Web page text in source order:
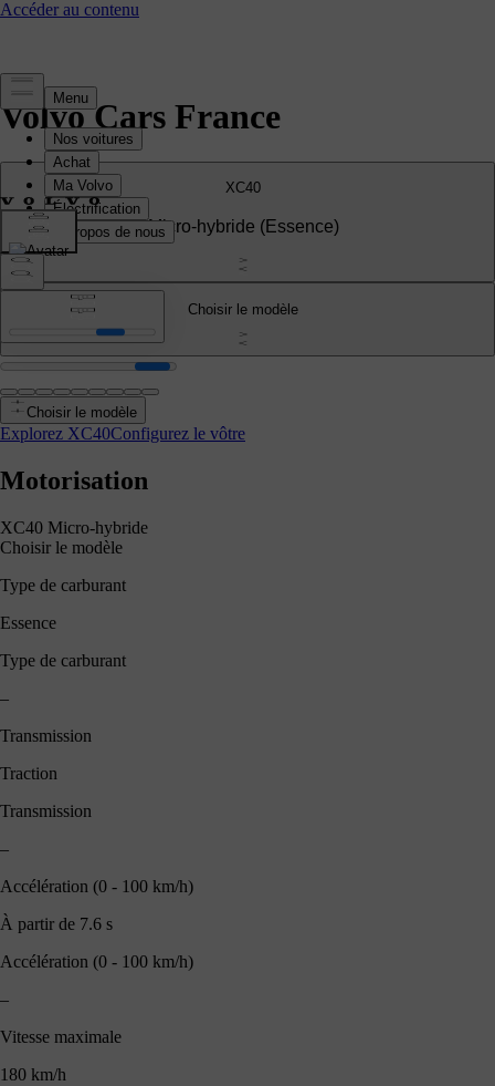
Volvo Cars France
XC40
Micro-hybride (Essence)
Choisir le modèle
Choisir le modèle
Explorez XC40Configurez le vôtre
Motorisation
XC40 Micro-hybride
Choisir le modèle
Type de carburant
Essence
Type de carburant
–
Transmission
Traction
Transmission
–
Accélération (0 - 100 km/h)
À partir de 7.6 s
Accélération (0 - 100 km/h)
–
Vitesse maximale
180 km/h